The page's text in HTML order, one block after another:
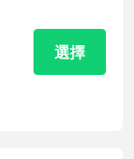
選擇